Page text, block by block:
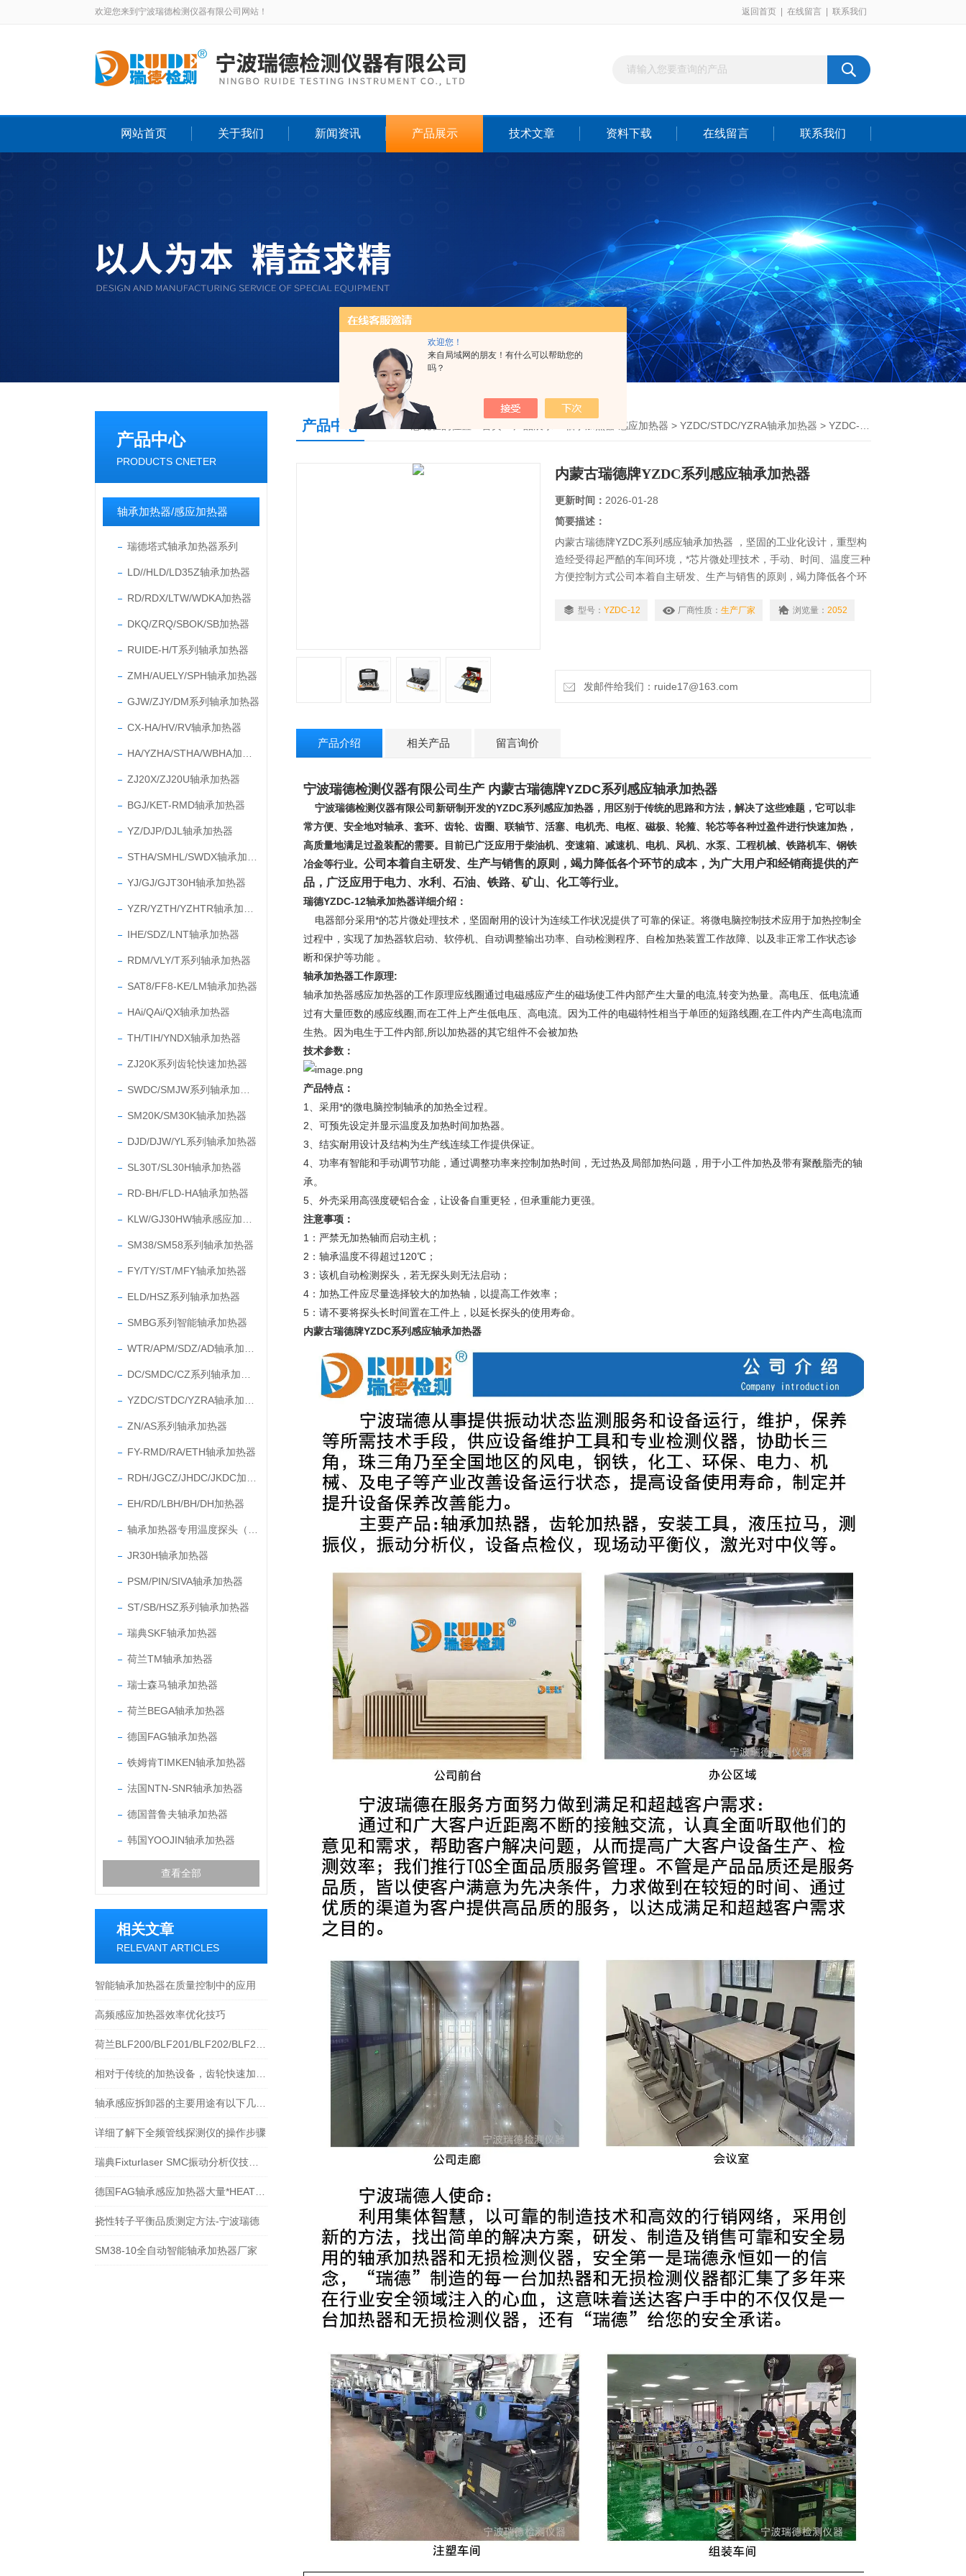
欢迎您！
来自局域网的朋友！有什么可以帮助您的
吗？
欢迎您来到宁波瑞德检测仪器有限公司网站！ 返回首页 在线留言 联系我们
网站首页 关于我们 新闻资讯 产品展示 技术文章 资料下载 在线留言 联系我们
产品中心
PRODUCTS CNETER
轴承加热器/感应加热器
瑞德塔式轴承加热器系列
LD//HLD/LD35Z轴承加热器
RD/RDX/LTW/WDKA加热器
DKQ/ZRQ/SBOK/SB加热器
RUIDE-H/T系列轴承加热器
ZMH/AUELY/SPH轴承加热器
GJW/ZJY/DM系列轴承加热器
CX-HA/HV/RV轴承加热器
ZJ20X/ZJ20U轴承加热器
BGJ/KET-RMD轴承加热器
YZ/DJP/DJL轴承加热器
YJ/GJ/GJT30H轴承加热器
IHE/SDZ/LNT轴承加热器
RDM/VLY/T系列轴承加热器
SAT8/FF8-KE/LM轴承加热器
HAi/QAi/QX轴承加热器
TH/TIH/YNDX轴承加热器
ZJ20K系列齿轮快速加热器
SM20K/SM30K轴承加热器
DJD/DJW/YL系列轴承加热器
SL30T/SL30H轴承加热器
RD-BH/FLD-HA轴承加热器
SM38/SM58系列轴承加热器
FY/TY/ST/MFY轴承加热器
ELD/HSZ系列轴承加热器
SMBG系列智能轴承加热器
ZN/AS系列轴承加热器
FY-RMD/RA/ETH轴承加热器
EH/RD/LBH/BH/DH加热器
JR30H轴承加热器
PSM/PIN/SIVA轴承加热器
ST/SB/HSZ系列轴承加热器
瑞典SKF轴承加热器
荷兰TM轴承加热器
瑞士森马轴承加热器
荷兰BEGA轴承加热器
德国FAG轴承加热器
铁姆肯TIMKEN轴承加热器
法国NTN-SNR轴承加热器
德国普鲁夫轴承加热器
韩国YOOJIN轴承加热器
查看全部
相关文章
RELEVANT ARTICLES
智能轴承加热器在质量控制中的应用
高频感应加热器效率优化技巧
详细了解下全频管线探测仪的操作步骤
挠性转子平衡品质测定方法-宁波瑞德
SM38-10全自动智能轴承加热器厂家
产品中心 您现在的位置： 轴承加热器/感应加热器 > YZDC/STDC/YZRA轴承加热器 > YZDC-12内蒙古瑞德牌YZDC系列感应轴承加热器
内蒙古瑞德牌YZDC系列感应轴承加热器
更新时间： 2026-01-28
简要描述：
内蒙古瑞德牌YZDC系列感应轴承加热器 ，坚固的工业化设计，重型构
造经受得起严酷的车间环境，*芯片微处理技术，手动、时间、温度三种
方便控制方式公司本着自主研发、生产与销售的原则，竭力降低各个环
石油、铁路、矿山、化工等行业。
型号： YZDC-12 厂商性质： 生产厂家 浏览量： 2052
发邮件给我们：ruide17@163.com
产品介绍 相关产品 留言询价
宁波瑞德检测仪器有限公司生产 内蒙古瑞德牌YZDC系列感应轴承加热器
宁波瑞德检测仪器有限公司新研制开发的YZDC系列感应加热器，用区别于传统的思路和方法，解决了这些难题，它可以非
常方便、安全地对轴承、套环、齿轮、齿圈、联轴节、活塞、电机壳、电枢、磁极、轮箍、轮芯等各种过盈件进行快速加热，
高质量地满足过盈装配的需要。目前已广泛应用于柴油机、变速箱、减速机、电机、风机、水泵、工程机械、铁路机车、钢铁
冶金等行业。 公司本着自主研发、生产与销售的原则，竭力降低各个环节的成本，为广大用户和经销商提供的产
品，广泛应用于电力、水利、石油、铁路、矿山、化工等行业。
瑞德YZDC-12轴承加热器详细介绍 ：
电器部分采用*的芯片微处理技术，坚固耐用的设计为连续工作状况提供了可靠的保证。将微电脑控制技术应用于加热控制全
过程中，实现了加热器软启动、软停机、自动调整输出功率、自动检测程序、自检加热装置工作故障、以及非正常工作状态诊
断和保护等功能 。
轴承加热器工作原理:
轴承加热器感应加热器的工作原理应线圈通过电磁感应产生的磁场使工件内部产生大量的电流,转变为热量。高电压、低电流通
过有大量匝数的感应线圈,而在工件上产生低电压、高电流。因为工件的电磁特性相当于单匝的短路线圈,在工件内产生高电流而
生热。因为电生于工件内部,所以加热器的其它组件不会被加热
技术参数：
产品特点：
1
采用*的微电脑控制轴承的加热全过程。
2、可预先设定并显示温度及加热时间加热器。
3、结实耐用设计及结构为生产线连续工作提供保证。
4、功率有智能和手动调节功能，通过调整功率来控制加热时间，无过热及局部加热问题，用于小工件加热及带有聚酰脂壳的轴
承。
5、外壳采用高强度硬铝合金，让设备自重更轻，但承重能力更强。
注意事项：
1： 严禁无加热轴而启动主机；
2： 轴承温度不得超过120℃；
3： 该机自动检测探头，若无探头则无法启动；
4： 加热工件应尽量选择较大的加热轴，以提高工作效率；
5：请不要将探头长时间置在工件上，以延长探头的使用寿命。
内蒙古瑞德牌YZDC系列感应轴承加热器